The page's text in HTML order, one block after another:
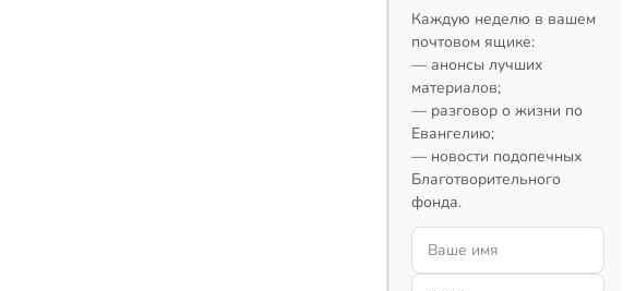
Каждую неделю в вашем
почтовом ящике:
— анонсы лучших
материалов;
— разговор о жизни по
Евангелию;
— новости подопечных
Благотворительного
фонда.